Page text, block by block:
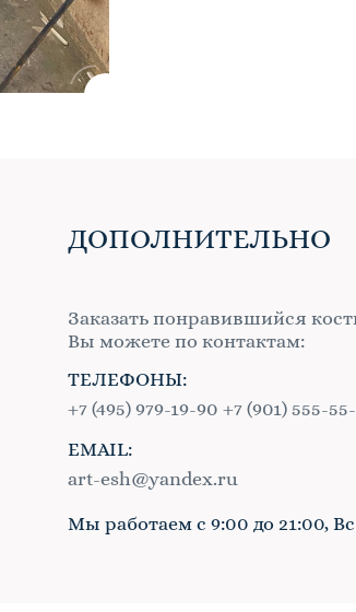
ДОПОЛНИТЕЛЬНО
Заказать понравившийся
Вы можете по контактам:
ТЕЛЕФОНЫ:
+7 (495) 979-19-90 +7 (901) 555-
EMAIL:
art-esh@yandex.ru
Мы работаем с 9:00 до 21:00,